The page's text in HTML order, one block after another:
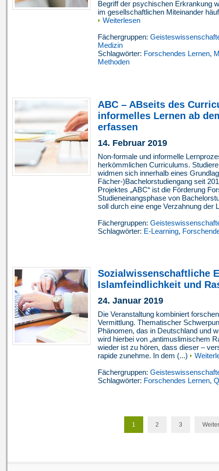
Begriff der psychischen Erkrankung
im gesellschaftlichen Miteinander
Weiterlesen
Fächergruppen:
Medizin
Schlagwörter: Forschendes Lernen,
Methoden
ABC – ABseits des
informelles Lernen ab
erfassen
14. Februar 2019
Non-formale und informelle
herkömmlichen Curriculums.
widmen sich innerhalb eines
Fächer-)Bachelorstudiengang seit
Projektes „ABC“ ist die Förderung
Studieneinangsphase von
soll durch eine enge Verzahnung der
Fächergruppen:
Schlagwörter: E-Learning,
Sozialwissenschaftliche
Islamfeindlichkeit und
24. Januar 2019
Die Veranstaltung kombiniert
Vermittlung. Thematischer
Phänomen, das in Deutschland und
wird hierbei von „antimuslimischem
wieder ist zu hören, dass dieser –
rapide zunehme. In dem (...)
Fächergruppen:
Schlagwörter: Forschendes Lernen,
1 2 3